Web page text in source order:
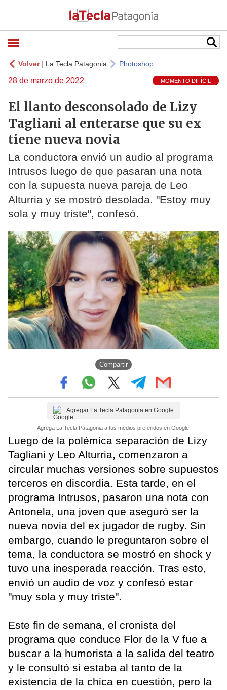
Volver| La Tecla Patagonia Photoshop
28 de marzo de 2022 MOMENTO DIFÍCIL
El llanto desconsolado de Lizy
Tagliani al enterarse que su ex
tiene nueva novia
La conductora envió un audio al programa
Intrusos luego de que pasaran una nota
con la supuesta nueva pareja de Leo
Alturria y se mostró desolada. "Estoy muy
sola y muy triste", confesó.
Compartir
Agregar La Tecla Patagonia en Google
Agrega La Tecla Patagonia a tus medios preferidos en Google.
Luego de la polémica separación de Lizy
Tagliani y Leo Alturria, comenzaron a
circular muchas versiones sobre supuestos
terceros en discordia. Esta tarde, en el
programa Intrusos, pasaron una nota con
Antonela, una joven que aseguró ser la
nueva novia del ex jugador de rugby. Sin
embargo, cuando le preguntaron sobre el
tema, la conductora se mostró en shock y
tuvo una inesperada reacción. Tras esto,
envió un audio de voz y confesó estar
"muy sola y muy triste".
Este fin de semana, el cronista del
programa que conduce Flor de la V fue a
buscar a la humorista a la salida del teatro
y le consultó si estaba al tanto de la
existencia de la chica en cuestión, pero la